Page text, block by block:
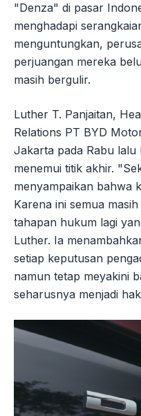
"Denza" di pasar
menghadapi
menguntungkan,
perjuangan mereka
masih bergulir.
Luther T. Panjaitan,
Relations PT BYD
Jakarta pada Rabu lalu
menemui titik akhir.
menyampaikan bahwa
Karena ini semua
tahapan hukum lagi
Luther. Ia
setiap keputusan
namun tetap meyakini
seharusnya menjadi